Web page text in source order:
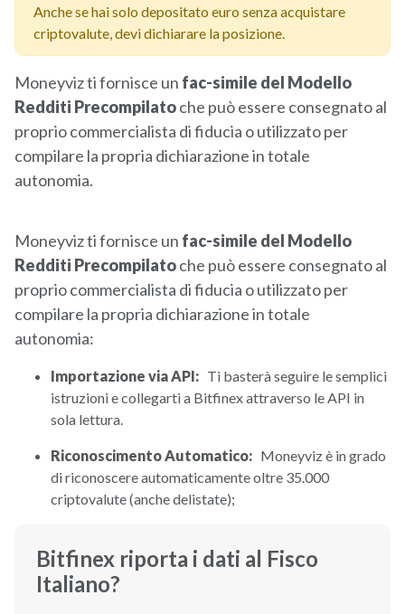
Anche se hai solo depositato euro senza acquistare
criptovalute, devi dichiarare la posizione.
Moneyviz ti fornisce un fac-simile del Modello
Redditi Precompilatoche può essere consegnato al
proprio commercialista di fiducia o utilizzato per
compilare la propria dichiarazione in totale
autonomia.
Moneyviz ti fornisce un fac-simile del Modello
Redditi Precompilatoche può essere consegnato al
proprio commercialista di fiducia o utilizzato per
compilare la propria dichiarazione in totale
autonomia:
Importazione via API: Ti basterà seguire le semplici
istruzioni e collegarti a Bitfinex attraverso le API in
sola lettura.
Riconoscimento Automatico: Moneyviz è in grado
di riconoscere automaticamente oltre 35.000
criptovalute (anche delistate);
Bitfinex riporta i dati al Fisco
Italiano?